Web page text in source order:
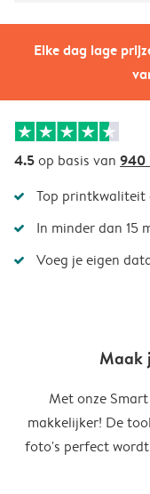
Elke dag lage
4.5op basis van 940
Top printkwaliteit
In minder dan 15
Voeg je eigen
Maak
Met onze
makkelijker! De
foto's perfect